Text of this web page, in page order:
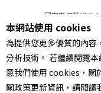
林斯基（
一九○三年，荀貝
包括後來與他共
on Webern，
國家表演藝術中
© 2022
統一編
本站所提供相關演
服務條
本網站使用 cookies
為提供您更多優質的內
分析技術。 若繼續閱覽
意我們使用 cookies，關
關政策更新資訊，請閱讀